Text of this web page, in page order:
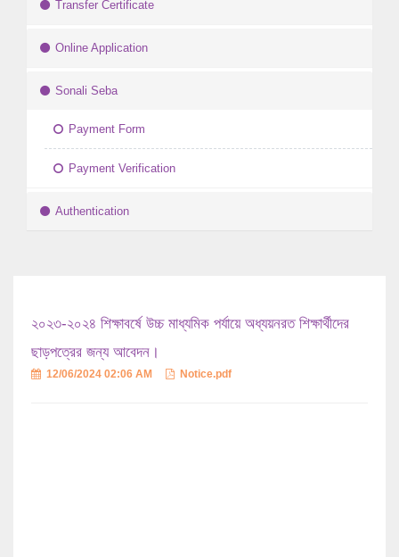
Transfer Certificate
Online Application
Sonali Seba
Payment Form
Payment Verification
Authentication
২০২৩-২০২৪ শিক্ষাবর্ষে উচ্চ মাধ্যমিক পর্যায়ে অধ্যয়নরত শিক্ষার্থীদের
ছাড়পত্রের জন্য আবেদন।
12/06/2024 02:06 AM Notice.pdf